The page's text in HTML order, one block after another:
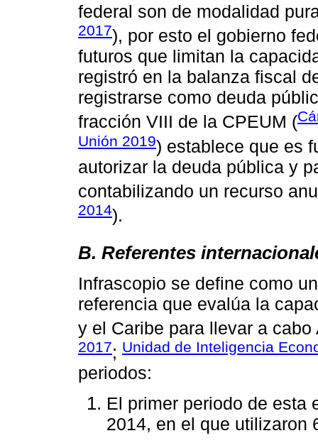
federal son de modalidad
2017), por esto el gobierno
futuros que limitan la
registró en la balanza fiscal
registrarse como deuda
fracción VIII de la CPEUM (
Unión 2019) establece que es
autorizar la deuda pública y
contabilizando un recurso
2014).
B. Referentes
Infrascopio se define como
referencia que evalúa la
y el Caribe para llevar a cabo
2017; Unidad de Inteligencia
periodos:
El primer periodo de esta
2014, en el que utilizaron